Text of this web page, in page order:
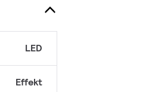
LED
Effekt